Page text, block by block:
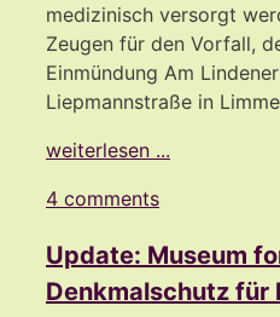
medizinisch versorgt
Zeugen für den Vorfall,
Einmündung Am
Liepmannstraße in
weiterlesen ...
4 comments
Update: Museum
Denkmalschutz für